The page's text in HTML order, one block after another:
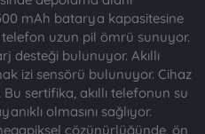
mAh batarya kapasitesine
uzun pil ömrü sunuyor.
desteği bulunuyor. Akıllı
izi sensörü bulunuyor. Cihaz
sertifika, akıllı telefonun su
olmasını sağlıyor.
çözünürlüğünde, ön